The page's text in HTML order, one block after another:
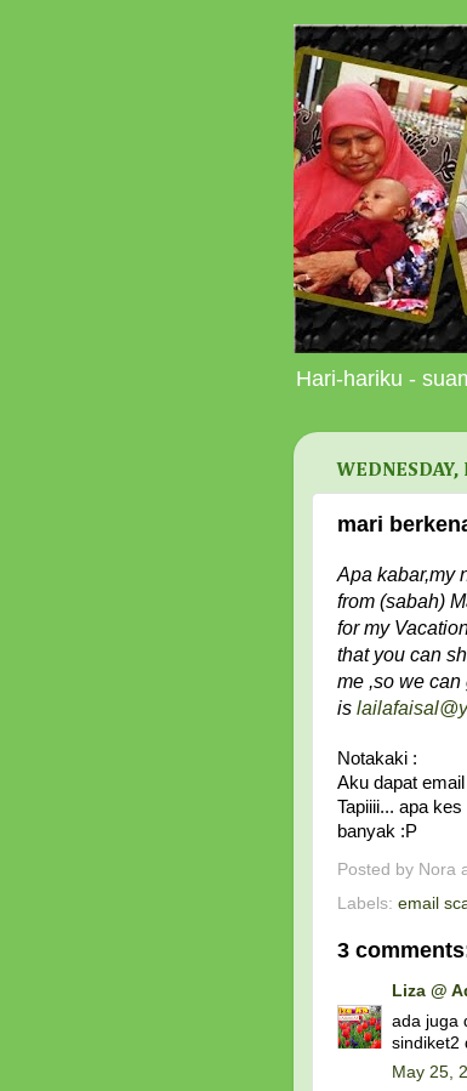
Hari-hariku -
WEDNESDAY,
mari
Apa kabar,my
from (sabah)
for my
that you can
me ,so we can
is
Notakaki :
Aku dapat
Tapiiii... apa
banyak :P
Posted by Nora
Labels: email
3
Liza @
ada juga
sindiket2
May 25,